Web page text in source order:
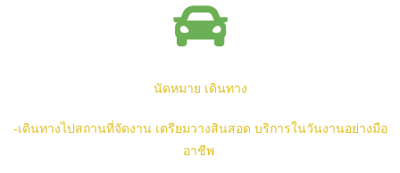
นัดหมาย เดินทาง
-เดินทางไปสถานที่จัดงาน เตรียมวางสินสอด บริการในวันงานอย่างมือ
อาชีพ